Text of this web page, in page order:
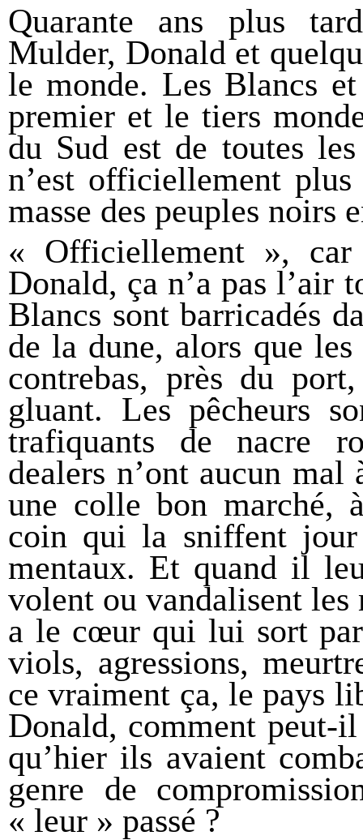
Quarante ans plus
Mulder, Donald et
le monde. Les Blancs
premier et le tiers
du Sud est de toutes
n’est officiellement
masse des peuples noirs
« Officiellement »,
Donald, ça n’a pas l’air
Blancs sont barricadés
de la dune, alors que les
contrebas, près du
gluant. Les pêcheurs
trafiquants de nacre
dealers n’ont aucun
une colle bon marché,
coin qui la sniffent jour
mentaux. Et quand il
volent ou vandalisent les
a le cœur qui lui sort
viols, agressions,
ce vraiment ça, le pays
Donald, comment peut-
qu’hier ils avaient
genre de
« leur » passé ?